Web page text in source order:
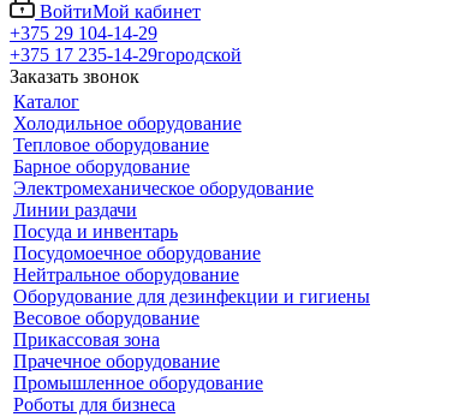
ВойтиМой кабинет
+375 29 104-14-29
+375 17 235-14-29городской
Заказать звонок
Каталог
Холодильное оборудование
Тепловое оборудование
Барное оборудование
Электромеханическое оборудование
Линии раздачи
Посуда и инвентарь
Посудомоечное оборудование
Нейтральное оборудование
Оборудование для дезинфекции и гигиены
Весовое оборудование
Прикассовая зона
Прачечное оборудование
Промышленное оборудование
Роботы для бизнеса